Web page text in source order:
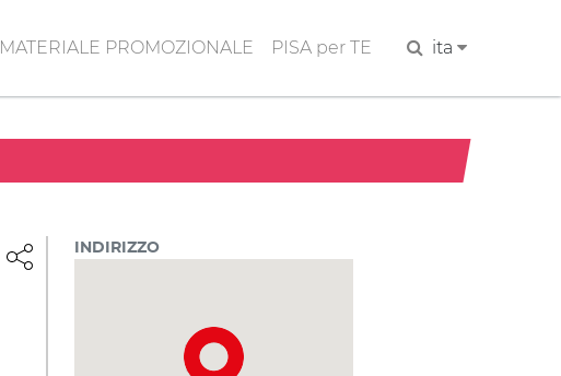
MATERIALE PROMOZIONALE PISA per TE Cerca ita
INDIRIZZO